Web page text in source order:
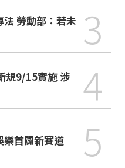
勞動部：若未 3
規9/15實施 涉
4
樂首闢新賽道 5